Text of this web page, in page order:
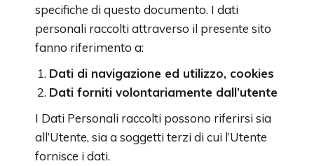
specifiche di questo documento. I dati
personali raccolti attraverso il presente sito
fanno riferimento a:
Dati di navigazione ed utilizzo, cookies
Dati forniti volontariamente dall’utente
I Dati Personali raccolti possono riferirsi sia
all’Utente, sia a soggetti terzi di cui l’Utente
fornisce i dati.